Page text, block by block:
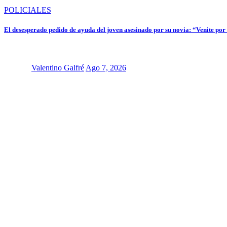
POLICIALES
El desesperado pedido de ayuda del joven asesinado por su novia: “Venite
Valentino GalfréAgo 7, 2026